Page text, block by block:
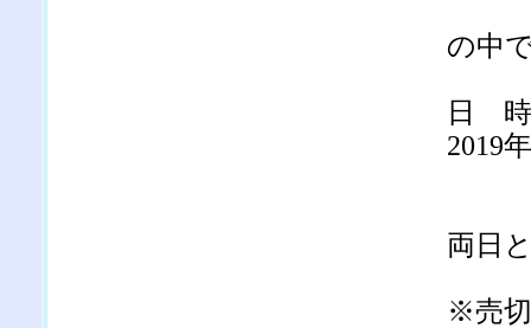
の中
日
2019
両日
※売